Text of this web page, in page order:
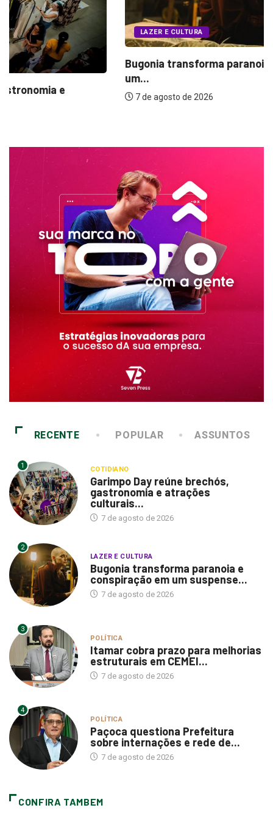
LAZER E CULTURA
Bugonia transforma paranoia e conspiração em
7 de agosto de 2026
RECENTE POPULAR ASSUNTOS
1 COTIDIANO
Garimpo Day reúne brechós,
gastronomia e atrações
culturais...
7 de agosto de 2026
2
LAZER E CULTURA
Bugonia transforma paranoia e
conspiração em um suspense...
7 de agosto de 2026
3
POLÍTICA
Itamar cobra prazo para melhorias
estruturais em CEMEI...
7 de agosto de 2026
4
POLÍTICA
Paçoca questiona Prefeitura
sobre internações e rede de...
7 de agosto de 2026
CONFIRA TAMBEM